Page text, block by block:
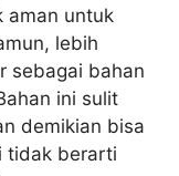
aman untuk
lebih
sebagai bahan
ini sulit
demikian bisa
tidak berarti